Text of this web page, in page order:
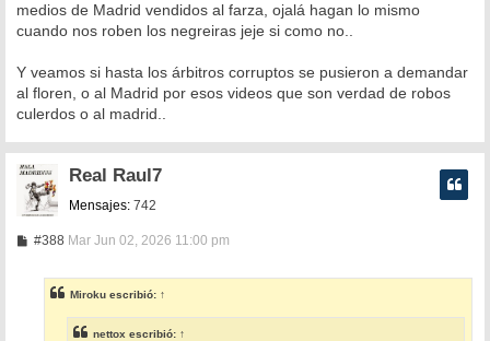
medios de Madrid vendidos al farza, ojalá hagan lo mismo
cuando nos roben los negreiras jeje si como no..
Y veamos si hasta los árbitros corruptos se pusieron a demandar
al floren, o al Madrid por esos videos que son verdad de robos
culerdos o al madrid..
Real Raul7
Mensajes:742
#388M
s
a
Mar Jun 02, 2026 11:00 pm
Miroku escribió: ↑
nettox escribió: ↑